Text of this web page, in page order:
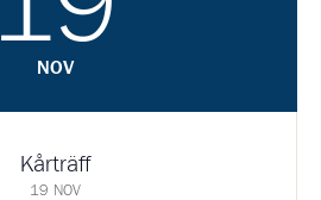
NOV
Kårträff
19 NOV